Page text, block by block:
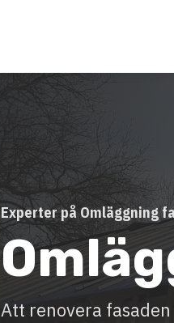
Experter på Omläggning
Att renovera